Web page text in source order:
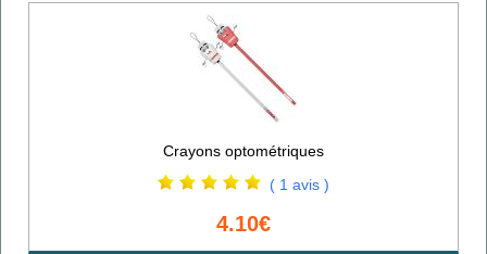
Crayons optométriques
( 1 avis )
4.10€